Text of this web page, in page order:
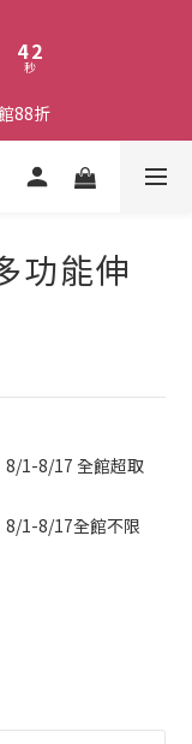
4
3
2
1
2
1
0
秒
88折
功能伸
8/1-8/17 全館超取
8/1-8/17全館不限